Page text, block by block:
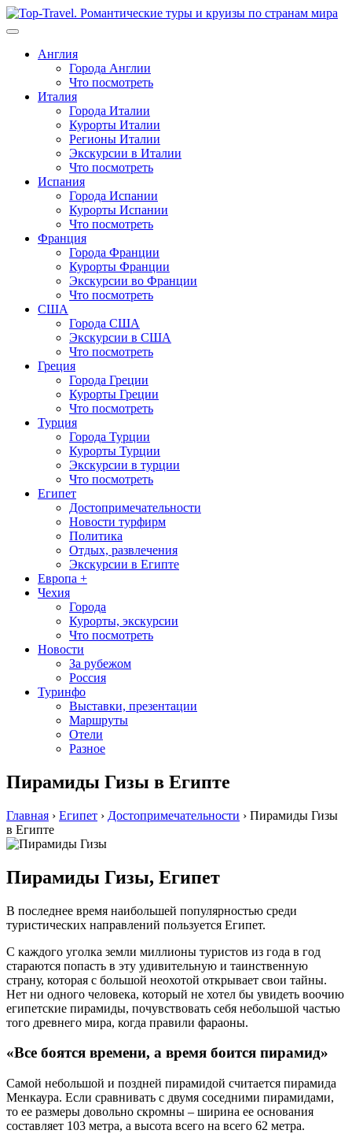
Перейти
к
Англия
Города Англии
Что посмотреть
Италия
Города Италии
Курорты Италии
Регионы Италии
Экскурсии в Италии
Что посмотреть
Испания
Города Испании
Курорты Испании
Что посмотреть
Франция
Города Франции
Курорты Франции
Экскурсии во Франции
Что посмотреть
США
Города США
Экскурсии в США
Что посмотреть
Греция
Города Греции
Курорты Греции
Что посмотреть
Турция
Города Турции
Курорты Турции
Экскурсии в турции
Что посмотреть
Египет
Достопримечательности
Новости турфирм
Политика
Отдых, развлечения
Экскурсии в Египте
Европа +
Чехия
Города
Курорты, экскурсии
Что посмотреть
Новости
За рубежом
Россия
Туринфо
Выставки, презентации
Маршруты
Отели
Разное
Пирамиды Гизы в Египте
Главная › Египет › Достопримечательности › Пирамиды Гизы
в Египте
Пирамиды Гизы, Египет
В последнее время наибольшей популярностью среди
туристических направлений пользуется Египет.
С каждого уголка земли миллионы туристов из года в год
стараются попасть в эту удивительную и таинственную
страну, которая с большой неохотой открывает свои тайны.
Нет ни одного человека, который не хотел бы увидеть воочию
египетские пирамиды, почувствовать себя небольшой частью
того древнего мира, когда правили фараоны.
«Все боятся времени, а время боится пирамид»
Самой небольшой и поздней пирамидой считается пирамида
Менкаура. Если сравнивать с двумя соседними пирамидами,
то ее размеры довольно скромны – ширина ее основания
составляет 103 метра, а высота всего на всего 62 метра.